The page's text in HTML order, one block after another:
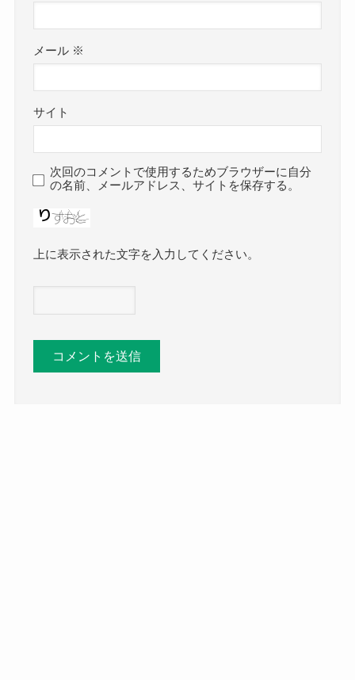
メール ※
サイト
次回のコメントで使用するためブラウザーに自分
の名前、メールアドレス、サイトを保存する。
上に表示された文字を入力してください。